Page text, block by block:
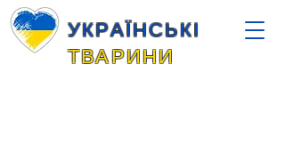
УКРАЇНСЬКІ
ТВАРИНИ